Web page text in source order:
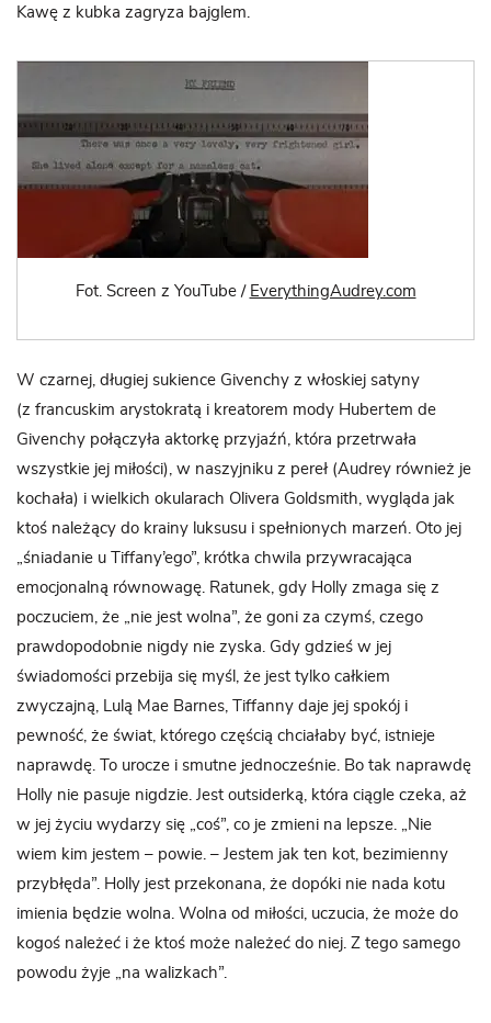
Kawę z kubka zagryza bajglem.
Fot. Screen z YouTube / EverythingAudrey.com
W czarnej, długiej sukience Givenchy z włoskiej satyny
(z francuskim arystokratą i kreatorem mody Hubertem de
Givenchy połączyła aktorkę przyjaźń, która przetrwała
wszystkie jej miłości), w naszyjniku z pereł (Audrey również je
kochała) i wielkich okularach Olivera Goldsmith, wygląda jak
ktoś należący do krainy luksusu i spełnionych marzeń. Oto jej
„śniadanie u Tiffany’ego”, krótka chwila przywracająca
emocjonalną równowagę. Ratunek, gdy Holly zmaga się z
poczuciem, że „nie jest wolna”, że goni za czymś, czego
prawdopodobnie nigdy nie zyska. Gdy gdzieś w jej
świadomości przebija się myśl, że jest tylko całkiem
zwyczajną, Lulą Mae Barnes, Tiffanny daje jej spokój i
pewność, że świat, którego częścią chciałaby być, istnieje
naprawdę. To urocze i smutne jednocześnie. Bo tak naprawdę
Holly nie pasuje nigdzie. Jest outsiderką, która ciągle czeka, aż
w jej życiu wydarzy się „coś”, co je zmieni na lepsze. „Nie
wiem kim jestem – powie. – Jestem jak ten kot, bezimienny
przybłęda”. Holly jest przekonana, że dopóki nie nada kotu
imienia będzie wolna. Wolna od miłości, uczucia, że może do
kogoś należeć i że ktoś może należeć do niej. Z tego samego
powodu żyje „na walizkach”.